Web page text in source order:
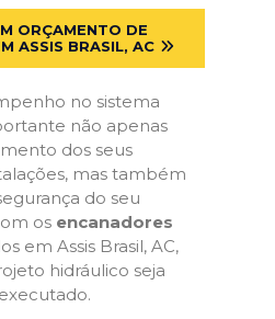
ORÇAMENTO DE
ASSIS BRASIL, AC
no sistema
não apenas
dos seus
mas também
do seu
os encanadores
em Assis Brasil, AC,
hidráulico seja